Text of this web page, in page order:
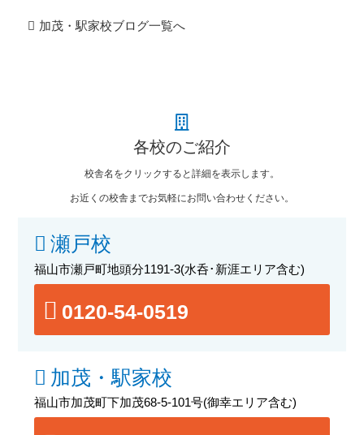
加茂・駅家校ブログ一覧へ
各校のご紹介
校舎名をクリックすると詳細を表示します。
お近くの校舎までお気軽にお問い合わせください。
瀬戸校
福山市瀬戸町地頭分1191-3(水呑･新涯エリア含む)
0120-54-0519
加茂・駅家校
福山市加茂町下加茂68-5-101号(御幸エリア含む)